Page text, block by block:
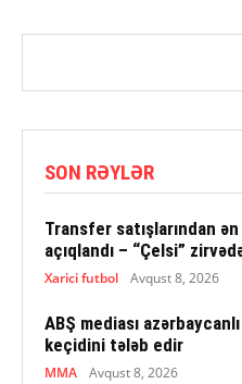
SON RƏYLƏR
Transfer satışlarından
açıqlandı – “Çelsi”
Xarici futbol Avqust 8, 2026
ABŞ mediası
keçidini tələb edir
MMA Avqust 8, 2026